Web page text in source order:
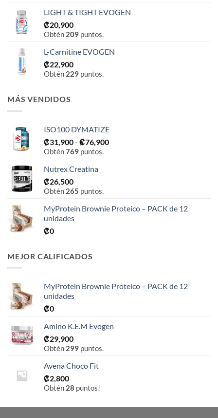
LIGHT & TIGHT EVOGEN
₡20,900
Obtén 209 puntos.
L-Carnitine EVOGEN
₡22,900
Obtén 229 puntos.
MÁS VENDIDOS
ISO100 DYMATIZE
₡31,900- ₡76,900Rango
Obtén769 puntos.
Nutrex Creatina
₡26,500
Obtén 265 puntos.
MyProtein Brownie Proteico – PACK de 12
unidades
₡0
MEJOR CALIFICADOS
MyProtein Brownie Proteico – PACK de 12
unidades
₡0
Amino K.E.M Evogen
₡29,900
Obtén 299 puntos.
Avena Choco Fit
₡2,800
Obtén 28 puntos!